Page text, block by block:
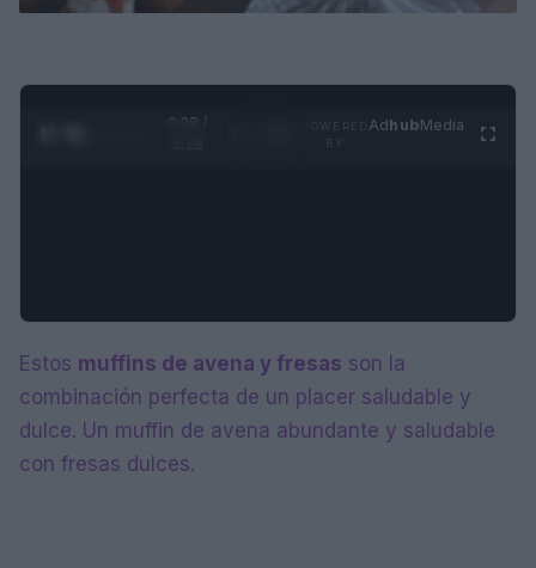
0:29 /
AdhubMedia
Estos muffins de avena y fresas son la
combinación perfecta de un placer saludable y
dulce. Un muffin de avena abundante y saludable
con fresas dulces.